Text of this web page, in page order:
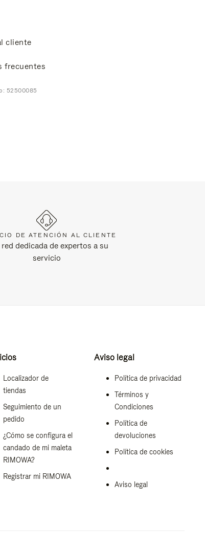
cliente
frecuentes
52500085
DE ATENCIÓN AL CLIENTE
red dedicada de expertos a su
servicio
Localizador de
tiendas
Seguimiento de un
pedido
¿Cómo se configura el
candado de mi maleta
RIMOWA?
Registrar mi RIMOWA
Aviso legal
Política de privacidad
Términos y
Condiciones
Política de
devoluciones
Política de cookies
Aviso legal